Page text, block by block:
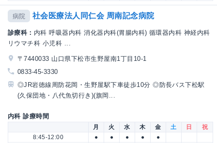
病院 社会医療法人同仁会 周南記念病院
診療科： 内科 呼吸器内科 消化器内科(胃腸内科) 循環器内科 神経内科
リウマチ科 小児科 ...
〒7440033 山口県下松市生野屋南1丁目10-1
0833-45-3330
◎JR岩徳線周防花岡・生野屋駅下車徒歩10分 ◎防長バス下松駅
(久保団地・八代魚切行き)(旗岡...
内科 診療時間
月 火 水 木 金 土 日
祝
8:45-12:00
● ● ● ●
●